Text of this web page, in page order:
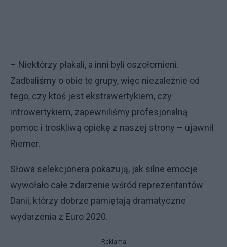
– Niektórzy płakali, a inni byli oszołomieni.
Zadbaliśmy o obie te grupy, więc niezależnie od
tego, czy ktoś jest ekstrawertykiem, czy
introwertykiem, zapewniliśmy profesjonalną
pomoc i troskliwą opiekę z naszej strony – ujawnił
Riemer.
Słowa selekcjonera pokazują, jak silne emocje
wywołało całe zdarzenie wśród reprezentantów
Danii, którzy dobrze pamiętają dramatyczne
wydarzenia z Euro 2020.
Reklama